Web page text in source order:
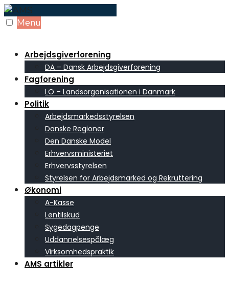
Skip
to Menu
Arbejdsgiverforening
DA – Dansk Arbejdsgiverforening
Fagforening
LO – Landsorganisationen i Danmark
Politik
Arbejdsmarkedsstyrelsen
Danske Regioner
Den Danske Model
Erhvervsministeriet
Erhvervsstyrelsen
Styrelsen for Arbejdsmarked og Rekruttering
Økonomi
A-Kasse
Løntilskud
Sygedagpenge
Uddannelsespålæg
Virksomhedspraktik
AMS artikler